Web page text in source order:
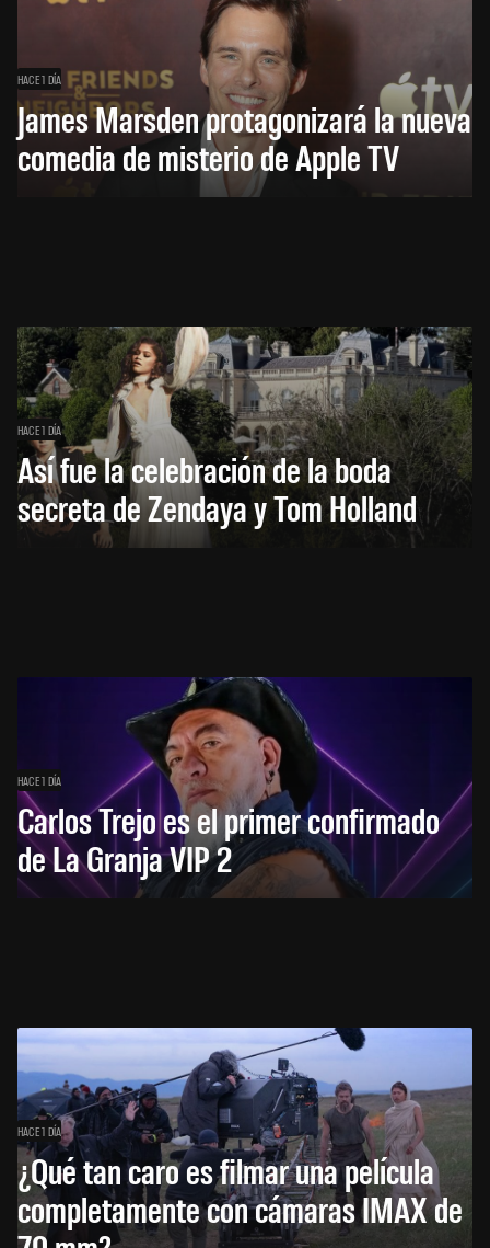
HACE 1 DÍA
James Marsden protagonizará la nueva
comedia de misterio de Apple TV
HACE 1 DÍA
Así fue la celebración de la boda
secreta de Zendaya y Tom Holland
HACE 1 DÍA
Carlos Trejo es el primer confirmado
de La Granja VIP 2
HACE 1 DÍA
¿Qué tan caro es filmar una película
completamente con cámaras IMAX de